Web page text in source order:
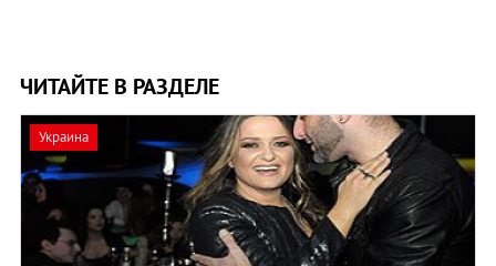
ЧИТАЙТЕ В РАЗДЕЛЕ
Украина